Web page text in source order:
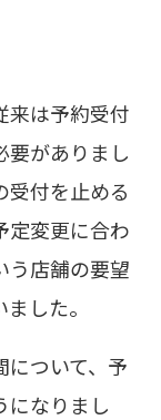
来は予約受付
要がありまし
受付を止める
定変更に合わ
う店舗の要望
した。
ついて、予
になりまし